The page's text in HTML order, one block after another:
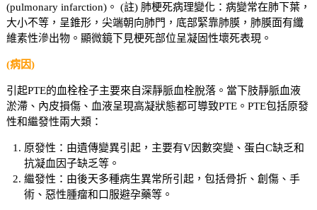
(pulmonary infarction)。 (註) 肺梗死病理變化：病變常在肺下葉，
大小不等，呈錐形，尖端朝向肺門，底部緊靠肺膜，肺膜面有纖
維素性滲出物。顯微鏡下見梗死部位呈凝固性壞死表現。
(病因)
引起PTE的血栓栓子主要來自深靜脈血栓脫落。當下肢靜脈血液
淤滯、內皮損傷、血液呈現高凝狀態都可導致PTE。PTE包括原發
性和繼發性兩大類：
原發性：由遺傳變異引起，主要有V因數突變、蛋白C缺乏和
抗凝血因子缺乏等。
繼發性：由後天多種病生異常所引起，包括骨折、創傷、手
術、惡性腫瘤和口服避孕藥等。